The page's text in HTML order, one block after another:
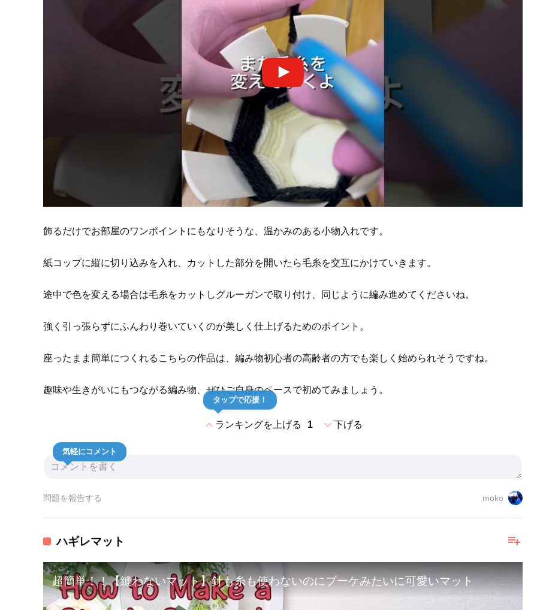
飾るだけでお部屋のワンポイントにもなりそうな、温かみのある小物入れです。
紙コップに縦に切り込みを入れ、カットした部分を開いたら毛糸を交互にかけていきます。
途中で色を変える場合は毛糸をカットしグルーガンで取り付け、同じように編み進めてくださいね。
強く引っ張らずにふんわり巻いていくのが美しく仕上げるためのポイント。
座ったまま簡単につくれるこちらの作品は、編み物初心者の高齢者の方でも楽しく始められそうですね。
趣味や生きがいにもつながる編み物、ぜひご自身のペースで初めてみましょう。
expand_lessランキングを上げる 1
タップで応援！
expand_more下げる
気軽にコメント
moko
問題を報告する
playlist_add
ハギレマット
超簡単！！【縫わないマット】針も糸も使わないのにブーケみたいに可愛いマット